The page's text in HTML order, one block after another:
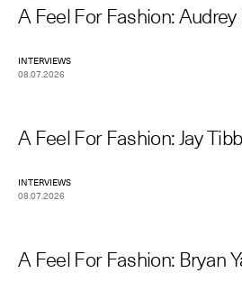
A Feel For Fashion: Audrey
INTERVIEWS
08.07.2026
A Feel For Fashion: Jay
INTERVIEWS
08.07.2026
A Feel For Fashion: Bryan